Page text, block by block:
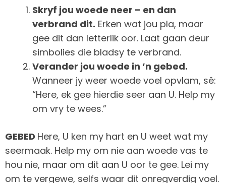
Skryf jou woede neer – en dan
verbrand dit. Erken wat jou pla, maar
gee dit dan letterlik oor. Laat gaan deur
simbolies die bladsy te verbrand.
Verander jou woede in ’n gebed.
Wanneer jy weer woede voel opvlam, sê:
“Here, ek gee hierdie seer aan U. Help my
om vry te wees.”
GEBED Here, U ken my hart en U weet wat my
seermaak. Help my om nie aan woede vas te
hou nie, maar om dit aan U oor te gee. Lei my
om te vergewe, selfs waar dit onregverdig voel.